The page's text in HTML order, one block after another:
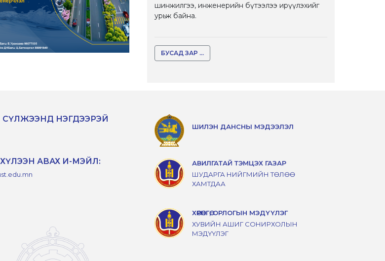
шинжилгээ, инженерийн бүтээлээ ирүүлэхийг
урьж байна.
БУСАД ЗАР ...
НЭГДЭЭРЭЙ
АВАХ И-МЭЙЛ:
ШИЛЭН ДАНСНЫ МЭДЭЭЛЭЛ
АВИЛГАТАЙ ТЭМЦЭХ ГАЗАР
ШУДАРГА НИЙГМИЙН ТӨЛӨӨ
ХАМТДАА
ХӨРӨНГӨ, ОРЛОГЫН МЭДҮҮЛЭГ
ХУВИЙН АШИГ СОНИРХОЛЫН
МЭДҮҮЛЭГ